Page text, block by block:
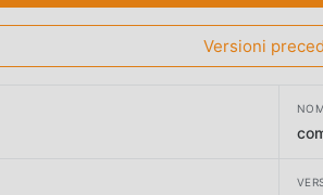
Versioni